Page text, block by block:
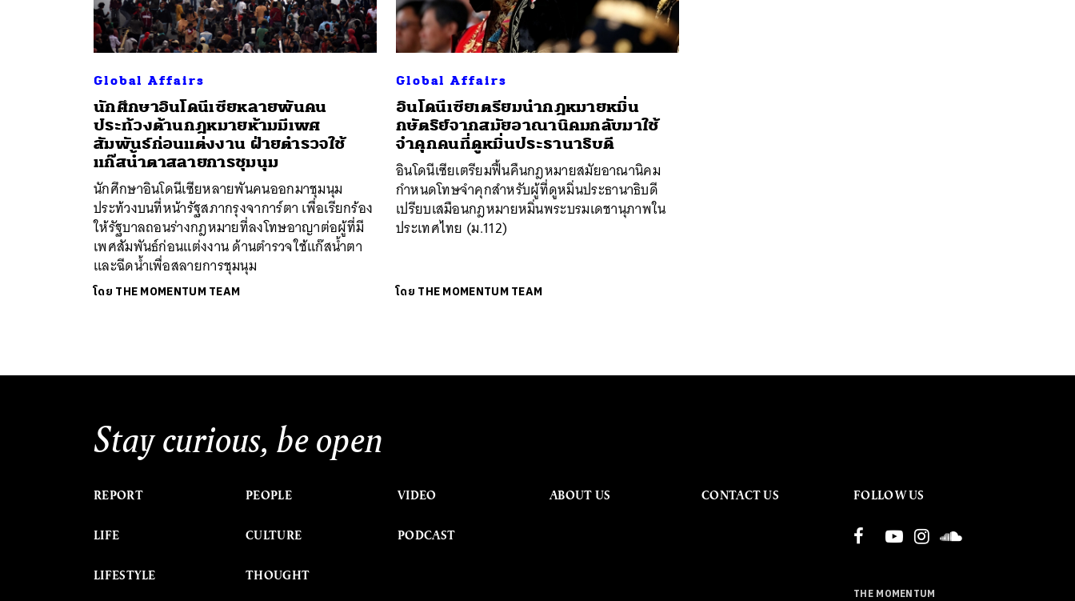
Global Affairs
นักศึกษาอินโดนีเซียหลายพันคน
ประท้วงต้านกฎหมายห้ามมีเพศ
สัมพันธ์ก่อนแต่งงาน ฝ่ายตำรวจใช้
แก๊สน้ำตาสลายการชุมนุม
นักศึกษาอินโดนีเซียหลายพันคนออกมาชุมนุม
ประท้วงบนที่หน้ารัฐสภากรุงจาการ์ตา เพื่อเรียกร้อง
ให้รัฐบาลถอนร่างกฎหมายที่ลงโทษอาญาต่อผู้ที่มี
เพศสัมพันธ์ก่อนแต่งงาน ด้านตำรวจใช้แก๊สน้ำตา
และฉีดน้ำเพื่อสลายการชุมนุม
โดย THE MOMENTUM TEAM
Global Affairs
อินโดนีเซียเตรียมนำกฎหมายหมิ่น
กษัตริย์จากสมัยอาณานิคมกลับมาใช้
จำคุกคนที่ดูหมิ่นประธานาธิบดี
อินโดนีเซียเตรียมฟื้นคืนกฎหมายสมัยอาณานิคม
กำหนดโทษจำคุกสำหรับผู้ที่ดูหมิ่นประธานาธิบดี
เปรียบเสมือนกฎหมายหมิ่นพระบรมเดชานุภาพใน
ประเทศไทย (ม.112)
โดย THE MOMENTUM TEAM
Stay curious, be open
REPORT
LIFE
LIFESTYLE
PEOPLE
CULTURE
THOUGHT
VIDEO
PODCAST
ABOUT US CONTACT US FOLLOW US
THE MOMENTUM
ค้นหา
SHARE TWEET LINE EMAIL